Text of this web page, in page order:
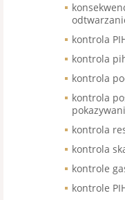
kontrola
kontrola
kontrola
kontrola
kontrola
kontrola
kontrole
kontrole